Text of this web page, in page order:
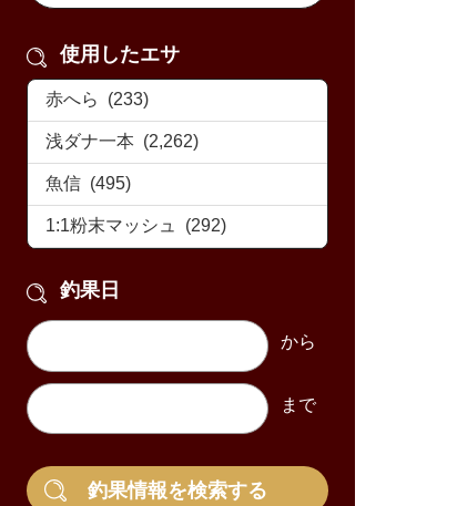
使用したエサ
釣果日